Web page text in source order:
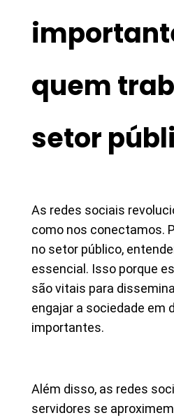
quem
setor
As redes sociais
como nos conectamos.
no setor público,
essencial. Isso porque
são vitais para
engajar a sociedade em
importantes.
Além disso, as redes
servidores se